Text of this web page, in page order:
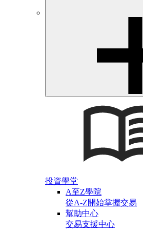
投資學堂
A至Z學院
從A-Z開始掌握交易
幫助中心
交易支援中心